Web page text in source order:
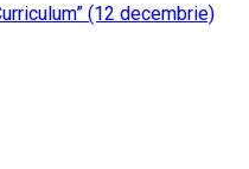
(12 decembrie)